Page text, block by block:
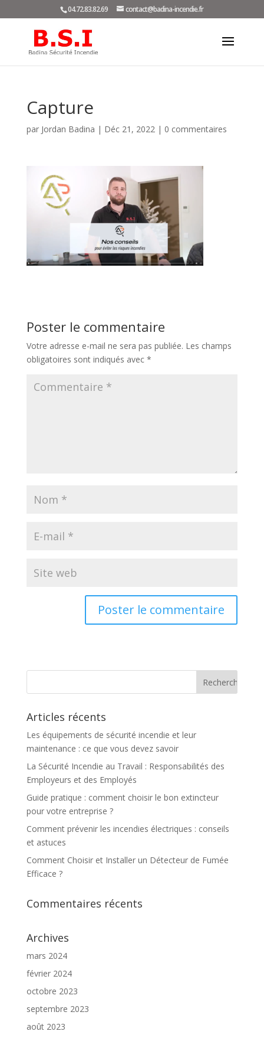
04.72.83.82.69 contact@badina-incendie.fr
Capture
par Jordan Badina | Déc 21, 2022| 0 commentaires
Poster le commentaire
Votre adresse e-mail ne sera pas publiée. Les champs
obligatoires sont indiqués avec *
Articles récents
Les équipements de sécurité incendie et leur
maintenance : ce que vous devez savoir
La Sécurité Incendie au Travail : Responsabilités des
Employeurs et des Employés
Guide pratique : comment choisir le bon extincteur
pour votre entreprise ?
Comment prévenir les incendies électriques : conseils
et astuces
Comment Choisir et Installer un Détecteur de Fumée
Efficace ?
Commentaires récents
Archives
mars 2024
février 2024
octobre 2023
septembre 2023
août 2023